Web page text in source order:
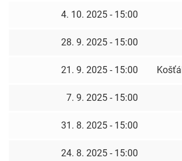
4. 10. 2025 - 15:00
28. 9. 2025 - 15:00
21. 9. 2025 - 15:00
7. 9. 2025 - 15:00
31. 8. 2025 - 15:00
24. 8. 2025 - 15:00